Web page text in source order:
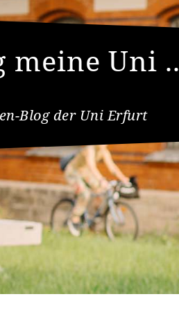
meine Uni
Blog der Uni Erfurt